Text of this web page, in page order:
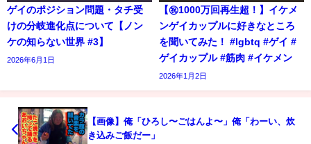
ゲイのポジション問題・タチ受
けの分岐進化点について【ノン
ケの知らない世界 #3】
2026年6月1日
【㊗️1000万回再生超！】イケメ
ンゲイカップルに好きなところ
を聞いてみた！ #lgbtq #ゲイ #
ゲイカップル #筋肉 #イケメン
2026年1月2日
【画像】俺「ひろし〜ごはんよ〜」俺「わーい、炊
き込みご飯だー」